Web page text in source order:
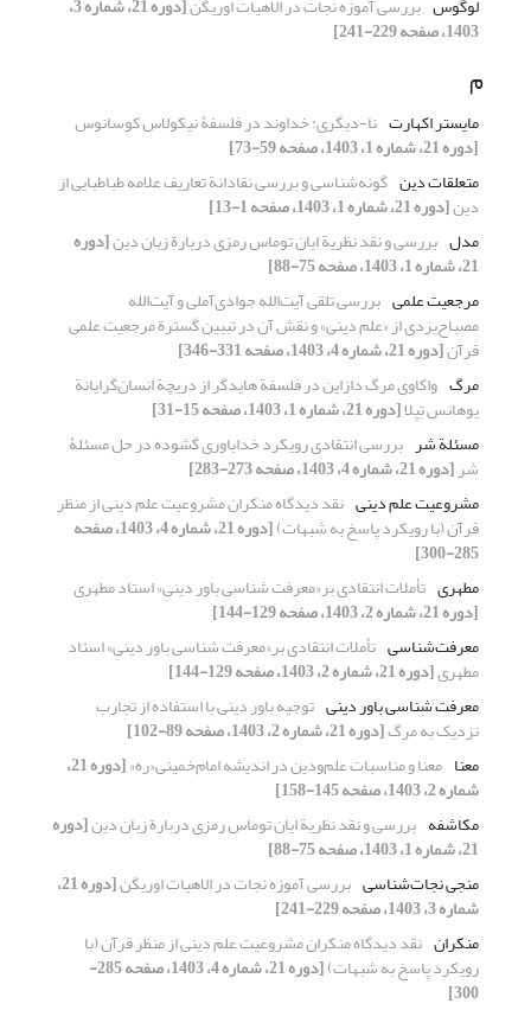
1403، صفحه 229-241]
م
مایستر اکهارت نا-دیگری: خداوند در فلسفۀ نیکولاس کوسانوس
[دوره 21، شماره 1، 1403، صفحه 59-73]
متعلقات دین گونه‌شناسی و بررسی نقادانة تعاریف علامه طباطبایی از
دین[دوره 21، شماره 1، 1403، صفحه 1-13]
مدل بررسی و نقد نظریة ایان توماس رمزی دربارة زبان دین[دوره
21، شماره 1، 1403، صفحه 75-88]
مرجعیت علمی بررسی تلقی آیت‌الله جوادی‌آملی و آیت‌الله
مصباح‌یزدی از «علم دینی» و نقش آن در تبیین گسترة مرجعیت علمی
قرآن[دوره 21، شماره 4، 1403، صفحه 331-346]
مرگ واکاوی مرگ دازاین در فلسفة هایدگر از دریچة انسان‌گرایانة
یوهانس تِپلا[دوره 21، شماره 1، 1403، صفحه 15-31]
مسئلة شر بررسی انتقادی رویکرد خداباوری گشوده در حل مسئلۀ
شر[دوره 21، شماره 4، 1403، صفحه 273-283]
مشروعیت علم دینی نقد دیدگاه منکران مشروعیت علم دینی از منظر
قرآن (با رویکرد پاسخ به شبهات) [دوره 21، شماره 4، 1403، صفحه
285-300]
مطهری تأملات انتقادی بر«معرفت شناسی باور دینیِ» استاد مطهری
[دوره 21، شماره 2، 1403، صفحه 129-144]
معرفت‌شناسی تأملات انتقادی بر«معرفت شناسی باور دینیِ» استاد
مطهری[دوره 21، شماره 2، 1403، صفحه 129-144]
معرفت شناسی باور دینی توجیه باور دینی با استفاده از تجارب
نزدیک به مرگ[دوره 21، شماره 2، 1403، صفحه 89-102]
معنا معنا و مناسبات علم‌ودین در اندیشه امام‌خمینی«ره» [دوره 21،
شماره 2، 1403، صفحه 145-158]
مکاشفه بررسی و نقد نظریة ایان توماس رمزی دربارة زبان دین[دوره
21، شماره 1، 1403، صفحه 75-88]
منجی نجات‌شناسی بررسی آموزه نجات در الاهیات اوریگن [دوره 21،
شماره 3، 1403، صفحه 229-241]
منکران نقد دیدگاه منکران مشروعیت علم دینی از منظر قرآن (با
رویکرد پاسخ به شبهات) [دوره 21، شماره 4، 1403، صفحه 285-
300]